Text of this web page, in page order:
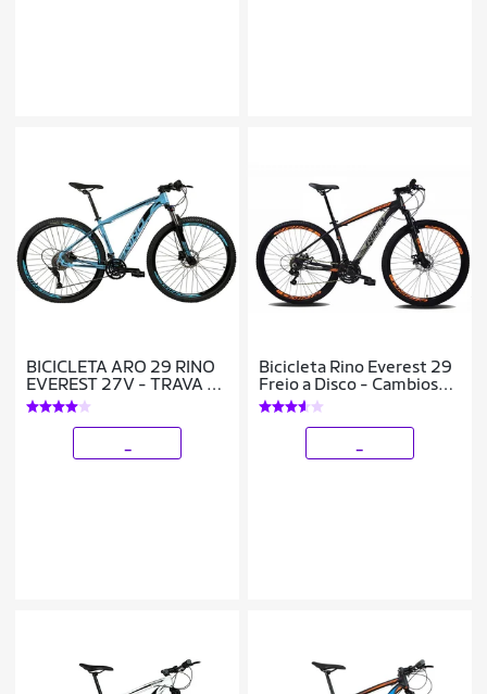
BICICLETA ARO 29 RINO
EVEREST 27V - TRAVA -
HIDRAULICO
Bicicleta Rino Everest 29
Freio a Disco - Cambios
Shimano 24v